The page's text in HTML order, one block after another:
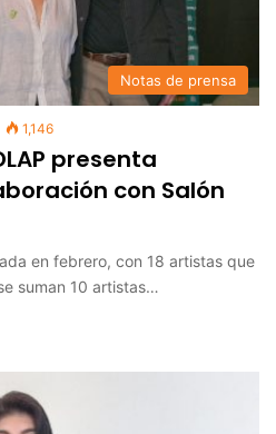
Notas de prensa
1,146
presenta
con Salón
en febrero, con 18 artistas que
suman 10 artistas…